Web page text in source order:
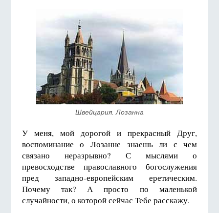
Швейцария. Лозанна
У меня, мой дорогой и прекрасный Друг,
воспоминание о Лозанне знаешь ли с чем
связано неразрывно? С мыслями о
превосходстве православного богослужения
пред западно-европейским еретическим.
Почему так? А просто по маленькой
случайности, о которой сейчас Тебе расскажу.